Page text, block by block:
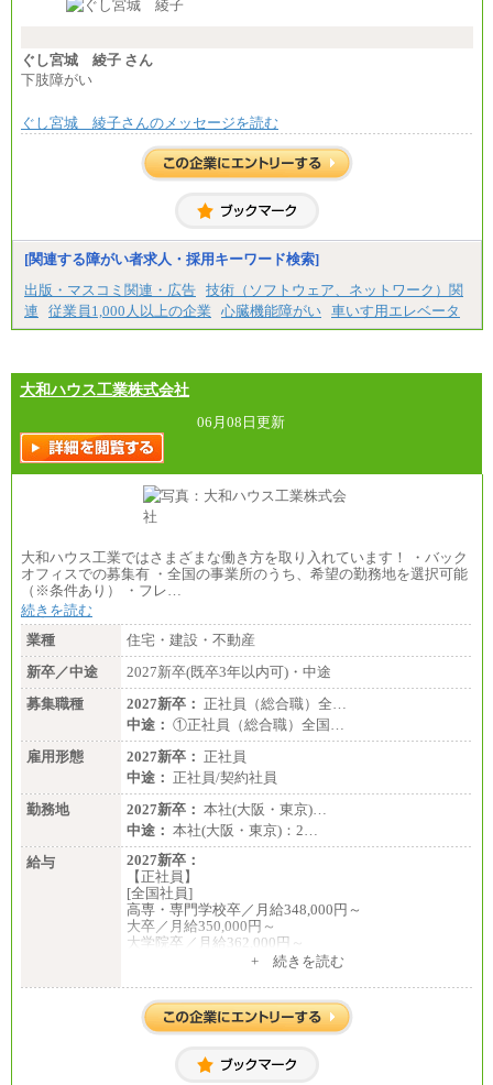
ます。
の各種手当を含む金額です）
ぐし宮城 綾子 さん
下肢障がい
ぐし宮城 綾子さんのメッセージを読む
[関連する障がい者求人・採用キーワード検索]
出版・マスコミ関連・広告 技術（ソフトウェア、ネットワーク）関
連
従業員1,000人以上の企業 心臓機能障がい 車いす用エレベータ
大和ハウス工業株式会社
06月08日更新
大和ハウス工業ではさまざまな働き方を取り入れています！ ・バック
オフィスでの募集有 ・全国の事業所のうち、希望の勤務地を選択可能
（※条件あり） ・フレ…
続きを読む
業種
住宅・建設・不動産
新卒／中途
2027新卒(既卒3年以内可)・中途
募集職種
2027新卒： 正社員（総合職）全…
中途： ①正社員（総合職）全国…
雇用形態
2027新卒： 正社員
中途： 正社員/契約社員
勤務地
2027新卒： 本社(大阪・東京)…
中途： 本社(大阪・東京)：2…
給与
2027新卒：
【正社員】
[全国社員]
高専・専門学校卒／月給348,000円～
大卒／月給350,000円～
大学院卒／月給362,000円～
[地域社員]月給295,000円～
【正社員】
[全国社員]月給348,000円～
[地域社員]月給295,000円～
【契約社員】月給200,000円～
+ 続きを読む